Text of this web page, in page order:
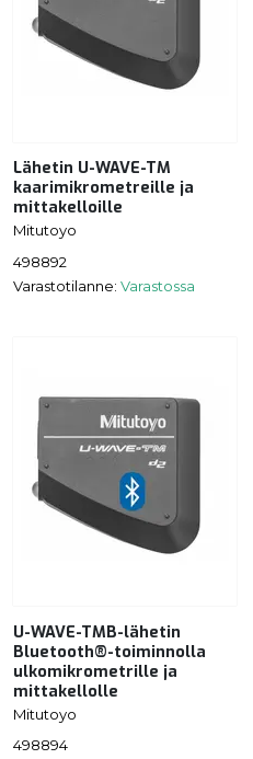
Lähetin U-WAVE-TM
kaarimikrometreille ja
mittakelloille
Mitutoyo
498892
Varastotilanne: Varastossa
U-WAVE-TMB-lähetin
Bluetooth®-toiminnolla
ulkomikrometrille ja
mittakellolle
Mitutoyo
498894